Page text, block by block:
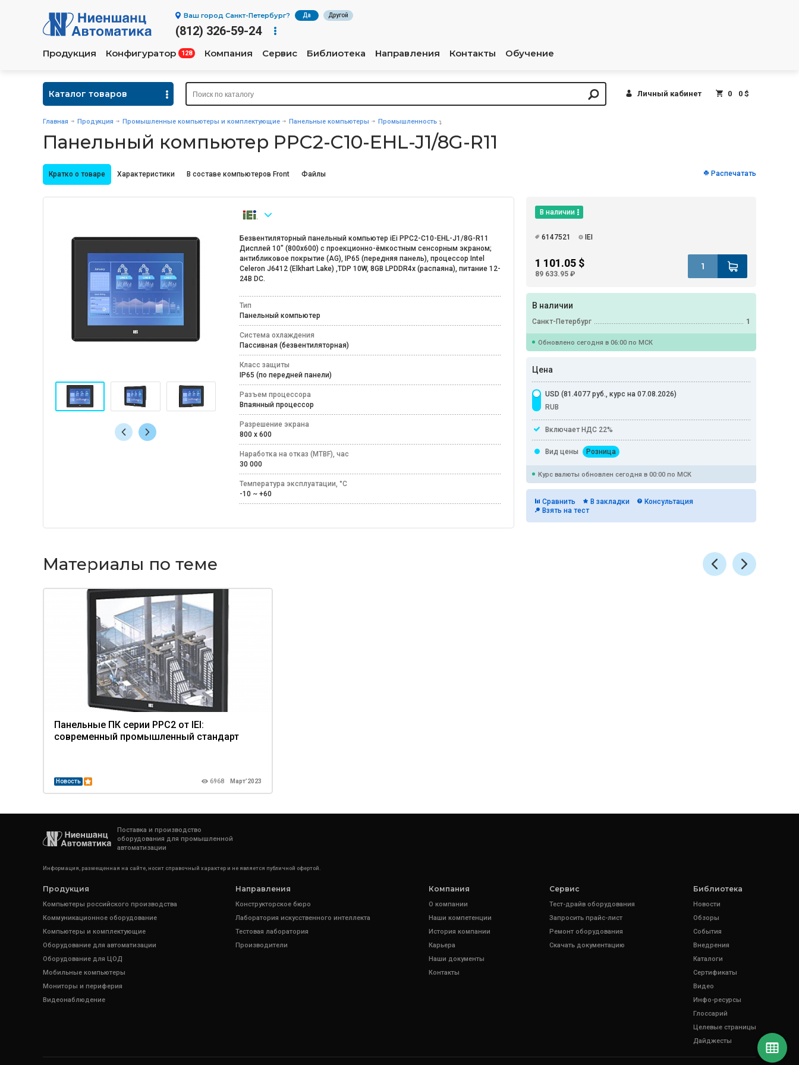
Ваш город Санкт-Петербург? Да Другой
(812) 326-59-24
Продукция Конфигуратор 128 Компания Сервис Библиотека Направления Контакты Обучение
Каталог товаров Личный кабинет 0 0 $
Главная Продукция Промышленные компьютеры и комплектующие Панельные компьютеры Промышленность
Панельный компьютер PPC2-C10-EHL-J1/8G-R11
Кратко о товаре Характеристики В составе компьютеров Front Файлы Распечатать
В наличии
6147521 IEI
1 101.05 $
89 633.95 ₽
В наличии
Санкт-Петербург 1
Обновлено сегодня в 06:00 по МСК
Цена
USD (81.4077 руб., курс на 07.08.2026)
RUB
Включает НДС 22%
Вид цены Розница
Курс валюты обновлен сегодня в 00:00 по МСК
Сравнить В закладки
Консультация
Взять на тест
Безвентиляторный панельный компьютер iEi PPC2-C10-EHL-J1/8G-R11
Дисплей 10" (800х600) с проекционно-ёмкостным сенсорным экраном;
антибликовое покрытие (AG), IP65 (передняя панель), процессор Intel
Celeron J6412 (Elkhart Lake) ,TDP 10W, 8GB LPDDR4x (распаяна), питание 12-
24В DC.
Тип
Панельный компьютер
Система охлаждения
Пассивная (безвентиляторная)
Класс защиты
IP65 (по передней панели)
Разъем процессора
Впаянный процессор
Разрешение экрана
800 x 600
Наработка на отказ (MTBF), час
30 000
Температура эксплуатации, °C
-10 ~ +60
Материалы по теме
Панельные ПК серии PPC2 от IEI:
современный промышленный стандарт
Новость 6968 Март’2023
Поставка и производство
оборудования для промышленной
автоматизации
Информация, размещенная на сайте, носит справочный характер и не является публичной офертой.
Продукция
Компьютеры российского производства
Коммуникационное оборудование
Компьютеры и комплектующие
Оборудование для автоматизации
Оборудование для ЦОД
Мобильные компьютеры
Мониторы и периферия
Видеонаблюдение
Направления
Конструкторское бюро
Лаборатория искусственного интеллекта
Тестовая лаборатория
Производители
Компания
О компании
Наши компетенции
История компании
Карьера
Наши документы
Контакты
Сервис
Тест-драйв оборудования
Запросить прайс-лист
Ремонт оборудования
Скачать документацию
Библиотека
Новости
Обзоры
События
Внедрения
Каталоги
Сертификаты
Видео
Инфо-ресурсы
Глоссарий
Целевые страницы
Дайджесты